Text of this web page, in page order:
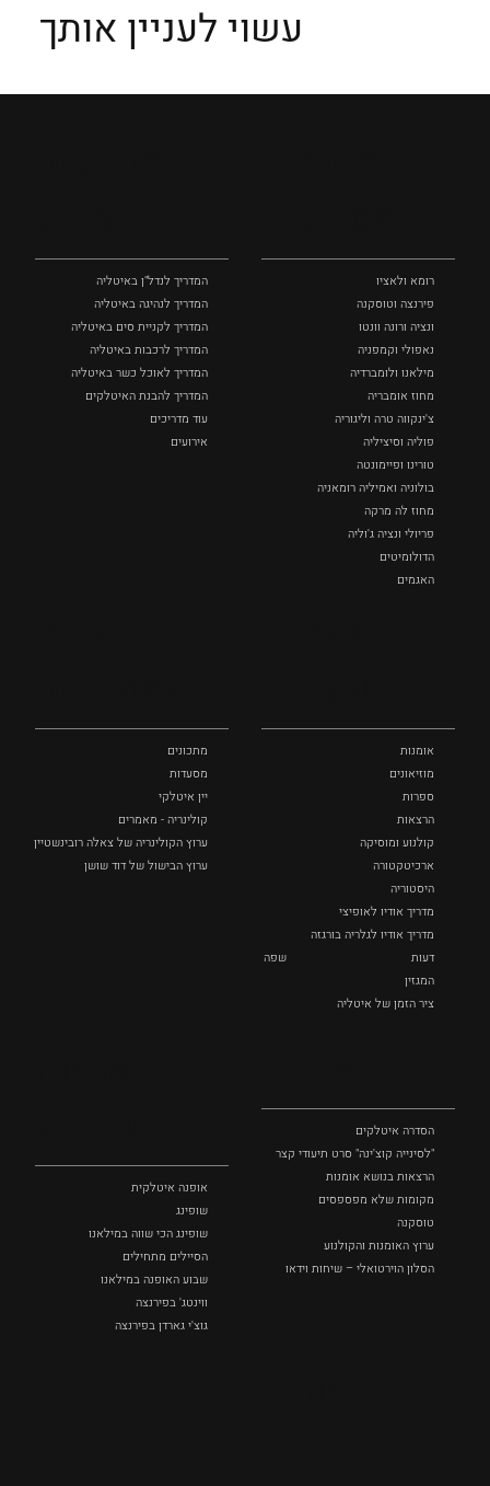
עשוי לעניין אותך
רומא ולאציו
פירנצה וטוסקנה ‏
ונציה ורונה וונטו
נאפולי‏ וקמפניה
מילאנו ולומברדיה
מחוז אומבריה
צ'ינקווה טרה וליגוריה
פוליה וסיציליה ‏
טורינו ופיימונטה
בולוניה ואמיליה רומאניה
מחוז לה מרקה
פריולי ונציה ג'וליה
הדולומיטים
האגמים
המדריך לנדל"ן באיטליה
המדריך לנהיגה באיטליה
המדריך לקניית סים באיטליה
המדריך לרכבות באיטליה
המדריך לאוכל כשר באיטליה
המדריך להבנת האיטלקים
עוד מדריכים
אירועים
אומנות
מוזיאונים
ספרות
הרצאות
קולנוע ומוסיקה
ארכיטקטורה
היסטוריה
מדריך אודיו לאופיצי
מדריך אודיו לגלריה בורגזה
דעות
שפה
המגזין
ציר הזמן של איטליה
מתכונים
מסעדות
יין איטלקי
קולינריה - מאמרים
ערוץ הקולינריה של צאלה רובינשטיין
ערוץ הבישול של דוד שושן
הסדרה איטלקים
"לסינייה קוצ'ינה" סרט תיעודי קצר
הרצאות בנושא אומנות
מקומות שלא מפספסים
טוסקנה
ערוץ האומנות והקולנוע
הסלון הוירטואלי – שיחות וידאו
אופנה איטלקית
שופינג
שופינג הכי שווה במילאנו
הסיילים מתחילים
שבוע האופנה במילאנו
ווינטג' בפירנצה
גוצ'י גארדן בפירנצה